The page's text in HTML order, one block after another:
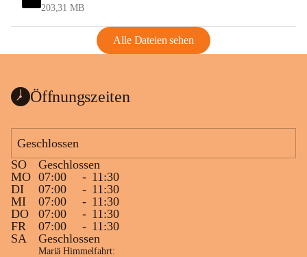
203,31 MB
Alle Dateien sehen
Öffnungszeiten
Geschlossen
SO
Geschlossen
MO 07:00 - 11:30
DI
07:00 - 11:30
MI
07:00 - 11:30
DO
07:00 - 11:30
FR
07:00 - 11:30
SA
Geschlossen
Mariä Himmelfahrt: